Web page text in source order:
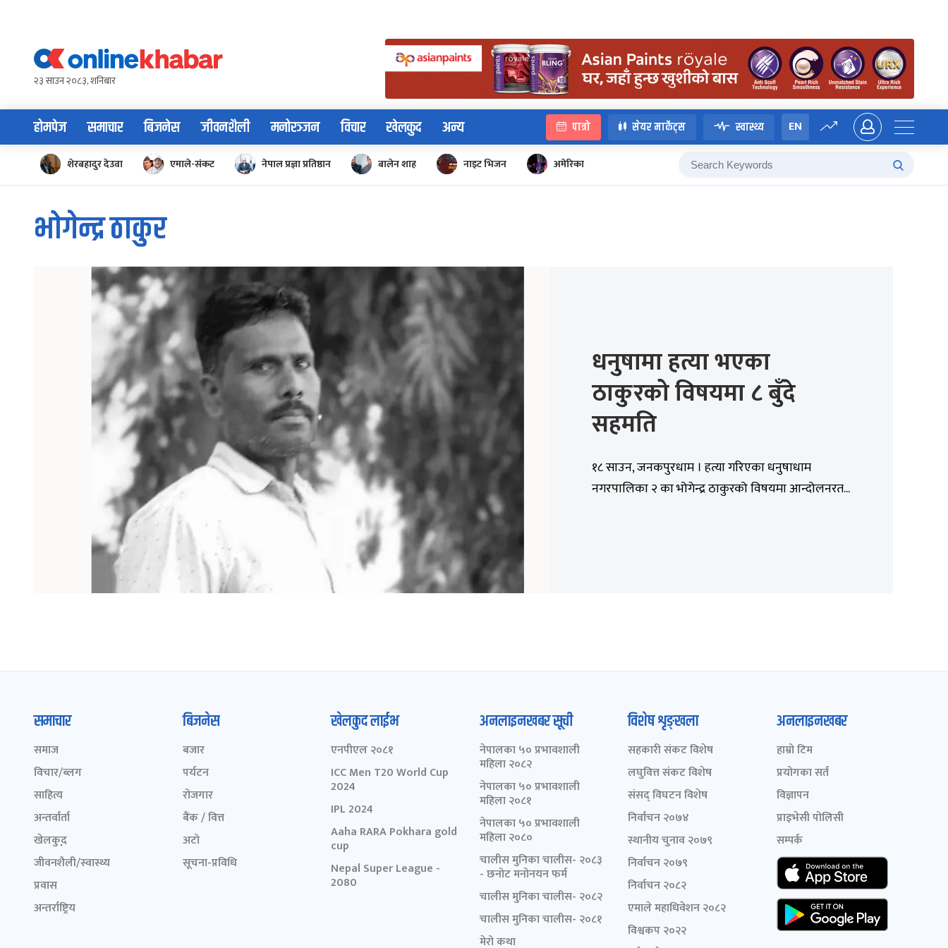
content२३ साउन २०८३, शनिबार
होमपेज समाचार बिजनेस जीवनशैली मनोरञ्जन विचार खेलकुद अन्य पात्रो सेयर मार्केट्स स्वास्थ्य EN
शेरबहादुर देउवा एमाले-संकट नेपाल प्रज्ञा प्रतिष्ठान बालेन शाह नाइट भिजन अमेरिका
भोगेन्द्र ठाकुर
धनुषामा हत्या भएका
ठाकुरको विषयमा ८ बुँदे
सहमति
१८ साउन, जनकपुरधाम । हत्या गरिएका धनुषाधाम
नगरपालिका २ का भोगेन्द्र ठाकुरको विषयमा आन्दोलनरत...
समाचार
समाज
विचार/ब्लग
साहित्य
अन्तर्वार्ता
खेलकुद़़
जीवनशैली/स्वास्थ्य
प्रवास
अन्तर्राष्ट्रिय
बिजनेस
बजार
पर्यटन
रोजगार
बैंक / वित्त
अटो
सूचना-प्रविधि
खेलकुद लाईभ
एनपीएल २०८१
ICC Men T20 World Cup
2024
IPL 2024
Aaha RARA Pokhara gold
cup
Nepal Super League -
2080
अनलाइनखबर सूची
नेपालका ५० प्रभावशाली
महिला २०८२
नेपालका ५० प्रभावशाली
महिला २०८१
नेपालका ५० प्रभावशाली
महिला २०८०
चालीस मुनिका चालीस- २०८३
- छनोट मनोनयन फर्म
चालीस मुनिका चालीस- २०८२
चालीस मुनिका चालीस- २०८१
मेरो कथा
विशेष शृङ्खला
सहकारी संकट विशेष
लघुवित्त संकट विशेष
संसद् विघटन विशेष
निर्वाचन २०७४
स्थानीय चुनाव २०७९
निर्वाचन २०७९
निर्वाचन २०८२
एमाले महाधिवेशन २०८२
विश्वकप २०२२
अनलाइनखबर
हाम्रो टिम
प्रयोगका सर्त
विज्ञापन
प्राइभेसी पोलिसी
सम्पर्क